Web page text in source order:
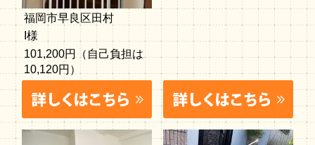
福岡市早良区田村
I様
101,200円（自己負担は
10,120円）